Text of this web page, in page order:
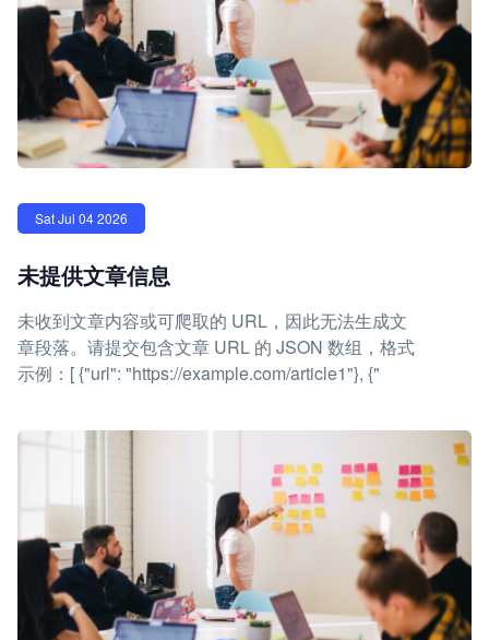
Sat Jul 04 2026
未提供文章信息
未收到文章内容或可爬取的 URL，因此无法生成文
章段落。请提交包含文章 URL 的 JSON 数组，格式
示例：[ {"url": "https://example.com/article1"}, {"